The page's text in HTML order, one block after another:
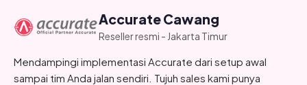
Accurate Cawang
Reseller resmi - Jakarta Timur
Mendampingi implementasi Accurate dari setup awal
sampai tim Anda jalan sendiri. Tujuh sales kami punya